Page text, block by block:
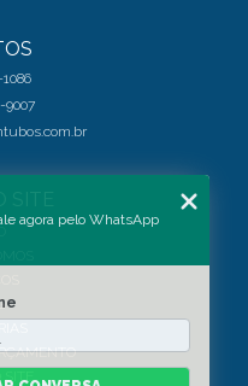
9007
SITE
agora pelo WhatsApp